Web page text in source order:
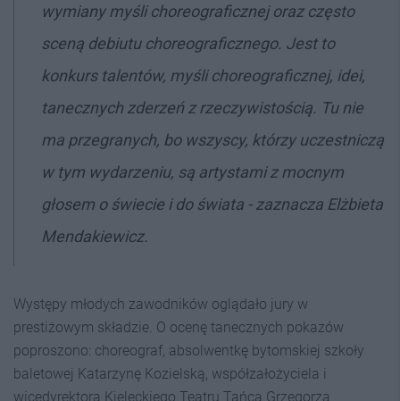
wymiany myśli choreograficznej oraz często
sceną debiutu choreograficznego. Jest to
konkurs talentów, myśli choreograficznej, idei,
tanecznych zderzeń z rzeczywistością. Tu nie
ma przegranych, bo wszyscy, którzy uczestniczą
w tym wydarzeniu, są artystami z mocnym
głosem o świecie i do świata - zaznacza Elżbieta
Mendakiewicz.
Występy młodych zawodników oglądało jury w
prestiżowym składzie. O ocenę tanecznych pokazów
poproszono: choreograf, absolwentkę bytomskiej szkoły
baletowej Katarzynę Kozielską, współzałożyciela i
wicedyrektora Kieleckiego Teatru Tańca Grzegorza